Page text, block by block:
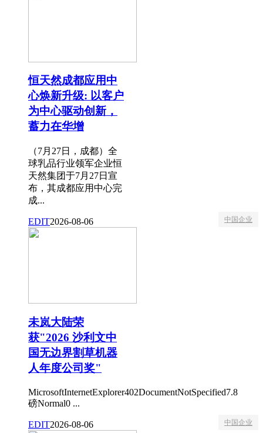
恒天然成都应用中
心焕新升级: 以客户
为中心驱动创新，
蓄力在华增
（7月27日，成都）全
球乳品行业领军企业恒
天然集团于7月27日宣
布，其成都应用中心完
成...
EDIT2026-08-06 中国企业
未岚大陆荣
获"2026 沙利文中
国无边界割草机器
人年度公司奖"
MicrosoftInternetExplorer402DocumentNotSpecified7.8
磅Normal0 ...
EDIT2026-08-06 中国企业